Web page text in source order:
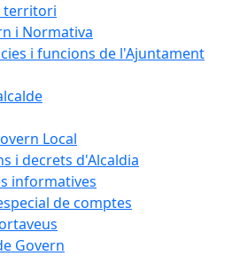
territori
i Normativa
i funcions de l'Ajuntament
Local
i decrets d'Alcaldia
informatives
de comptes
Govern